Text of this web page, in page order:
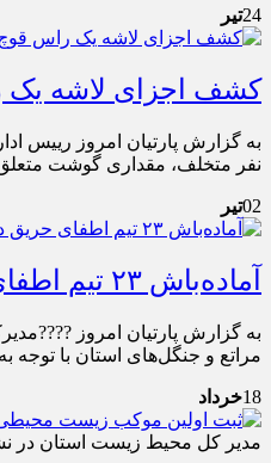
24تیر
کشف اجزای لاشه
به گزارش پارتیان امروز
نفر متخلف، مقداری گوشت
02تیر
آماده‌باش ۲۳ تیم اطفای حریق در خراسان شمالی برای مقابله با آتش‌سوزی
مراتع و جنگل‌های استان با
18خرداد
مدیر کل محیط زیست استان در